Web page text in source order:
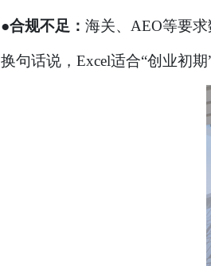
●合规不足： 海关、AEO等要求
换句话说，Excel适合“创业初